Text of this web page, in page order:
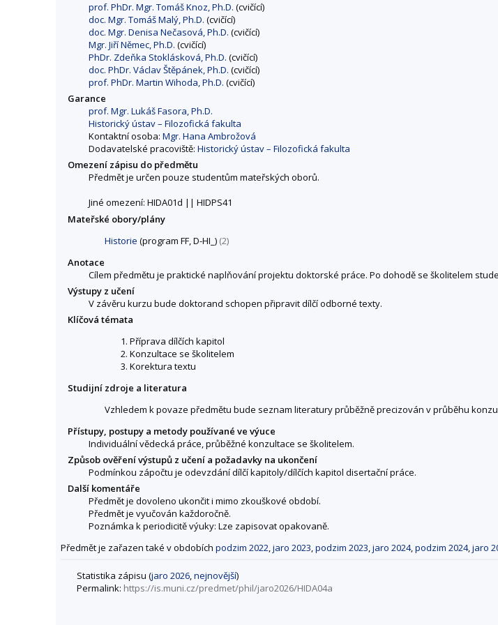
prof. PhDr. Mgr. Tomáš Knoz, Ph.D. (cvičící)
doc. Mgr. Tomáš Malý, Ph.D. (cvičící)
doc. Mgr. Denisa Nečasová, Ph.D. (cvičící)
Mgr. Jiří Němec, Ph.D. (cvičící)
PhDr. Zdeňka Stoklásková, Ph.D. (cvičící)
doc. PhDr. Václav Štěpánek, Ph.D. (cvičící)
prof. PhDr. Martin Wihoda, Ph.D. (cvičící)
Garance
prof. Mgr. Lukáš Fasora, Ph.D.
Historický ústav – Filozofická fakulta
Kontaktní osoba: Mgr. Hana Ambrožová
Dodavatelské pracoviště: Historický ústav – Filozofická fakulta
Omezení zápisu do předmětu
Předmět je určen pouze studentům mateřských oborů.
Jiné omezení: HIDA01d || HIDPS41
Mateřské obory/plány
Historie (program FF, D-HI_) (2)
Anotace
Cílem předmětu je praktické naplňování projektu doktorské práce. Po dohodě se školitelem
Výstupy z učení
V závěru kurzu bude doktorand schopen připravit dílčí odborné texty.
Klíčová témata
1. Příprava dílčích kapitol
2. Konzultace se školitelem
3. Korektura textu
Studijní zdroje a literatura
Vzhledem k povaze předmětu bude seznam literatury průběžně precizován v průběhu
Přístupy, postupy a metody používané ve výuce
Individuální vědecká práce, průběžné konzultace se školitelem.
Způsob ověření výstupů z učení a požadavky na ukončení
Podmínkou zápočtu je odevzdání dílčí kapitoly/dílčích kapitol disertační práce.
Další komentáře
Předmět je dovoleno ukončit i mimo zkouškové období.
Předmět je vyučován každoročně.
Poznámka k periodicitě výuky: Lze zapisovat opakovaně.
Předmět je zařazen také v obdobích podzim 2022,jaro 2023,podzim 2023,jaro 2024,podzim 2024,jaro
Statistika zápisu (jaro 2026,nejnovější)
Permalink: https://is.muni.cz/predmet/phil/jaro2026/HIDA04a